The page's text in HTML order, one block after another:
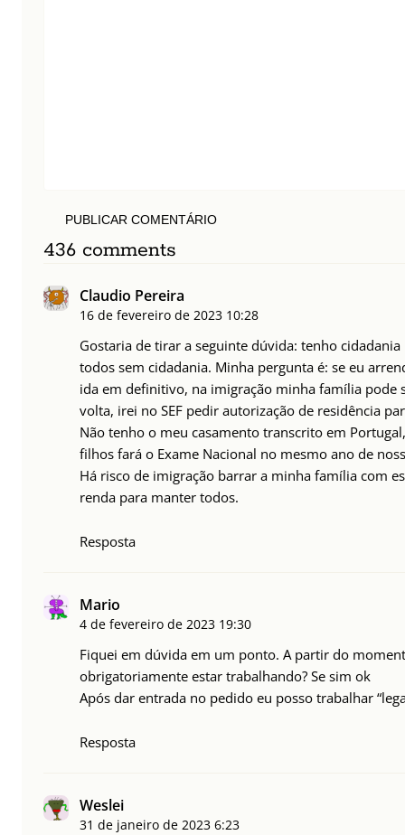
PUBLICAR COMENTÁRIO
436 comments
Claudio Pereira
16 de fevereiro de 2023 10:28
Gostaria de tirar a seguinte dúvida: tenho
todos sem cidadania. Minha pergunta é: se eu
ida em definitivo, na imigração minha família pode
volta, irei no SEF pedir autorização de residência
Não tenho o meu casamento transcrito em
filhos fará o Exame Nacional no mesmo ano de
Há risco de imigração barrar a minha família com
renda para manter todos.
Resposta
Mario
4 de fevereiro de 2023 19:30
Fiquei em dúvida em um ponto. A partir do
obrigatoriamente estar trabalhando? Se sim ok
Após dar entrada no pedido eu posso trabalhar
Resposta
Weslei
31 de janeiro de 2023 6:23